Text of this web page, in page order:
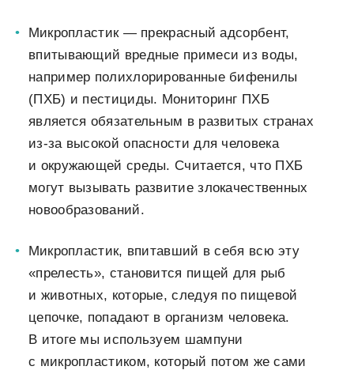
Микропластик — прекрасный адсорбент,
впитывающий вредные примеси из воды,
например полихлорированные бифенилы
(ПХБ) и пестициды. Мониторинг ПХБ
является обязательным в развитых странах
из-за высокой опасности для человека
и окружающей среды. Считается, что ПХБ
могут вызывать развитие злокачественных
новообразований.
Микропластик, впитавший в себя всю эту
«прелесть», становится пищей для рыб
и животных, которые, следуя по пищевой
цепочке, попадают в организм человека.
В итоге мы используем шампуни
с микропластиком, который потом же сами